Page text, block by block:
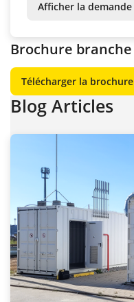
Afficher la demande
Brochure branche
Télécharger la brochure
Blog Articles